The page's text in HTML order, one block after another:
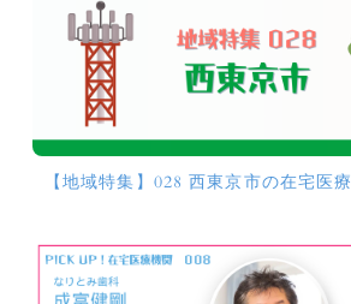
【地域特集】028 西東京市の在宅医療